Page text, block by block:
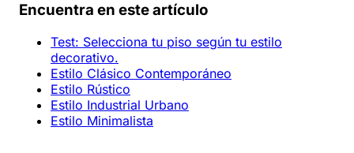
Encuentra en este artículo
Test: Selecciona tu piso según tu estilo
decorativo.
Estilo Clásico Contemporáneo
Estilo Rústico
Estilo Industrial Urbano
Estilo Minimalista